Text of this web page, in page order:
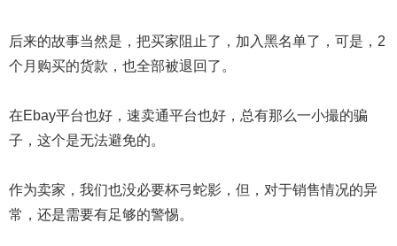
后来的故事当然是，把买家阻止了，加入黑名单了，可是，2
个月购买的货款，也全部被退回了。
在Ebay平台也好，速卖通平台也好，总有那么一小撮的骗
子，这个是无法避免的。
作为卖家，我们也没必要杯弓蛇影，但，对于销售情况的异
常，还是需要有足够的警惕。